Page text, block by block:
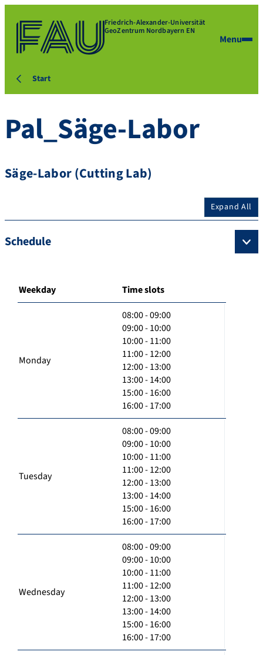
Friedrich-Alexander-Universität
GeoZentrum Nordbayern EN
Menu
Start
Pal_Säge-Labor
Säge-Labor (Cutting Lab)
Expand All
Schedule
Weekday Time slots
Monday
08:00 - 09:00
09:00 - 10:00
10:00 - 11:00
11:00 - 12:00
12:00 - 13:00
13:00 - 14:00
15:00 - 16:00
16:00 - 17:00
Tuesday
08:00 - 09:00
09:00 - 10:00
10:00 - 11:00
11:00 - 12:00
12:00 - 13:00
13:00 - 14:00
15:00 - 16:00
16:00 - 17:00
Wednesday
08:00 - 09:00
09:00 - 10:00
10:00 - 11:00
11:00 - 12:00
12:00 - 13:00
13:00 - 14:00
15:00 - 16:00
16:00 - 17:00